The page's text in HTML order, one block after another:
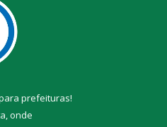
prefeituras!
onde